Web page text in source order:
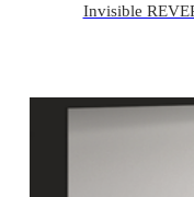
Invisible